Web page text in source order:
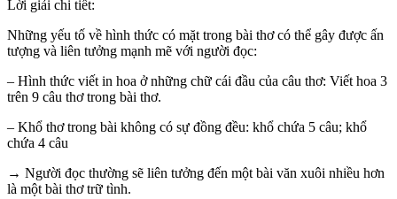
Lời giải chi tiết:
Những yếu tố về hình thức có mặt trong bài thơ có thể gây được ấn
tượng và liên tưởng mạnh mẽ với người đọc:
– Hình thức viết in hoa ở những chữ cái đầu của câu thơ: Viết hoa 3
trên 9 câu thơ trong bài thơ.
– Khổ thơ trong bài không có sự đồng đều: khổ chứa 5 câu; khổ
chứa 4 câu
→ Người đọc thường sẽ liên tưởng đến một bài văn xuôi nhiều hơn
là một bài thơ trữ tình.